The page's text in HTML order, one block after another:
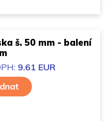
š. 50 mm - balení
9.61 EUR